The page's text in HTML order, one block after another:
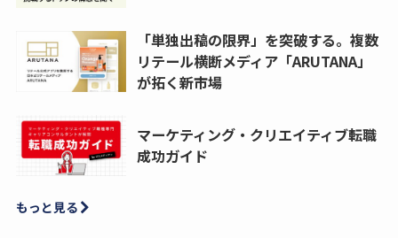
「単独出稿の限界」を突破する。複数
リテール横断メディア「ARUTANA」
が拓く新市場
マーケティング・クリエイティブ転職
成功ガイド
もっと見る